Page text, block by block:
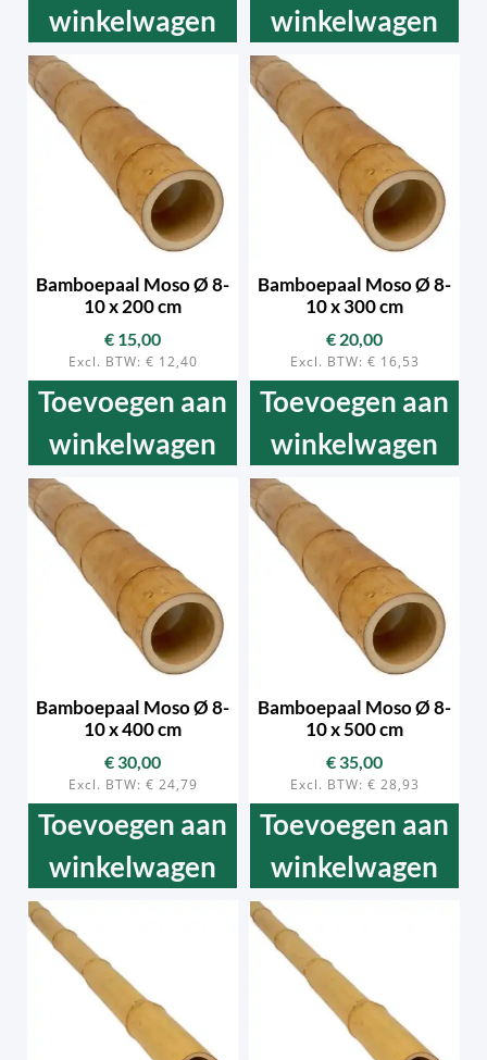
winkelwagen
winkelwagen
Bamboepaal Moso Ø 8-
10 x 200 cm
€ 15,00
Excl. BTW: € 12,40
Toevoegen aan
winkelwagen
Bamboepaal Moso Ø 8-
10 x 300 cm
€ 20,00
Excl. BTW: € 16,53
Toevoegen aan
winkelwagen
Bamboepaal Moso Ø 8-
10 x 400 cm
€ 30,00
Excl. BTW: € 24,79
Toevoegen aan
winkelwagen
Bamboepaal Moso Ø 8-
10 x 500 cm
€ 35,00
Excl. BTW: € 28,93
Toevoegen aan
winkelwagen